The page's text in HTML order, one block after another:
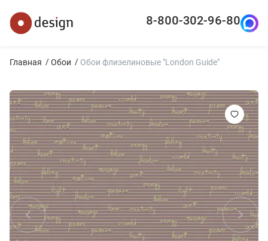
8-800-302-96-80
Главная Обои Обои флизелиновые "London Guide"